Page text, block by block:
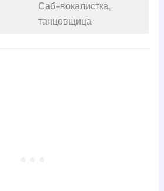
Саб-вокалистка,
танцовщица